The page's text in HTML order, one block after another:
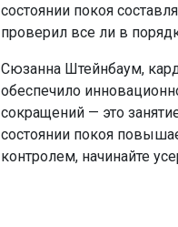
состоянии покоя
проверил все ли в
Сюзанна Штейнбаум,
обеспечило
сокращений — это
состоянии покоя
контролем, начинайте